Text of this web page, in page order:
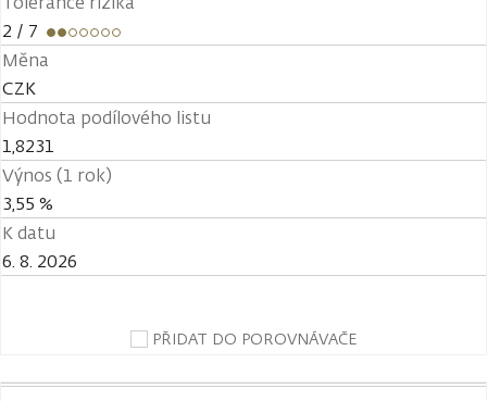
2 / 7
Měna
CZK
Hodnota podílového listu
1,8231
Výnos (1 rok)
3,55 %
K datu
6. 8. 2026
PŘIDAT DO POROVNÁVAČE